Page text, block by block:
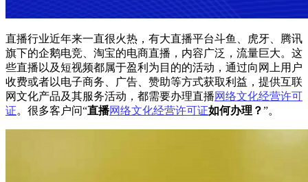
直播行业近年来一直很火热，有大直播平台斗鱼、虎牙、腾讯
旗下的企鹅电竞、淘宝的电商直播，内容广泛，流量巨大。这
些直播以及短视频都属于盈利为目的的活动，通过向网上用户
收费或者以电子商务、广告、赞助等方式获取利益，提供互联
网文化产品及其服务活动，都需要办理直播网络文化经营许可
证。很多客户问“直播网络文化经营许可证如何办理？”。